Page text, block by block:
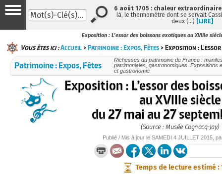
Exposition : L'essor des boissons exotiques au XVIIIe
Vous êtes ici :Accueil >Patrimoine : Expos, Fêtes > Exposition :
Patrimoine : Expos, Fêtes
Richesses du patrimoine de France :
patrimoniales, gastronomiques. Expositions
et gastronomie
Exposition : L’essor des
au XVIIIe siècle
du 27 mai au 27
(Source : Musée Cognacq-Jay)
Publié / Mis à jour le SAMEDI 4 JUILLET 2015 ,
Temps de lecture estimé :
6 août 1705 : chaleur
là, le thermomètre dont se servait
deux (…) [LIRE]